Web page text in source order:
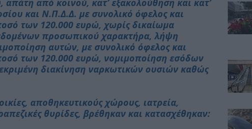
από κοινού, κατ’ εξακολούθηση και κατ’
και Ν.Π.Δ.Δ. με συνολικό όφελος και
των 120.000 ευρώ, χωρίς δικαίωμα
προσωπικού χαρακτήρα, λήψη
αυτών, με συνολικό όφελος και
των 120.000 ευρώ, νομιμοποίηση εσόδων
διακίνηση ναρκωτικών ουσιών καθώς
αποθηκευτικούς χώρους, ιατρεία,
θυρίδες, βρέθηκαν και κατασχέθηκαν: